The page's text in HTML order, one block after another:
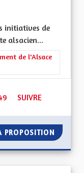
initiatives de
alsacien...
Culture, l'Education et
de l'Alsace
49 ABONNÉS
SUIVRE
PROPOSITION